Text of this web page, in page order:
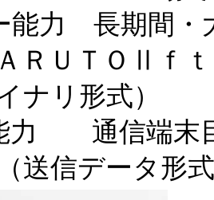
能力 長期間・
ＲＵＴＯⅡｆ
ナリ形式）
力 通信端末
送信データ形